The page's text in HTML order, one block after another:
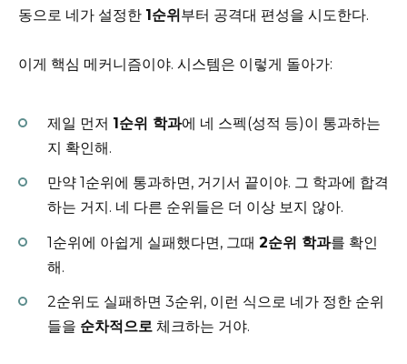
동으로 네가 설정한 1순위부터 공격대 편성을 시도한다.
이게 핵심 메커니즘이야. 시스템은 이렇게 돌아가:
제일 먼저 1순위 학과에 네 스펙(성적 등)이 통과하는
지 확인해.
만약 1순위에 통과하면, 거기서 끝이야. 그 학과에 합격
하는 거지. 네 다른 순위들은 더 이상 보지 않아.
1순위에 아쉽게 실패했다면, 그때 2순위 학과를 확인
해.
2순위도 실패하면 3순위, 이런 식으로 네가 정한 순위
들을 순차적으로 체크하는 거야.